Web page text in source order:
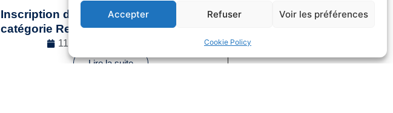
Accepter Refuser Voir les préférences
Cookie Policy
Inscription des sportifs dans la
catégorie Reconversion
11/12/2024
Lire la suite